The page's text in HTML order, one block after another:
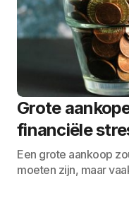
Grote
financiële
Een grote aankoop
moeten zijn, maar